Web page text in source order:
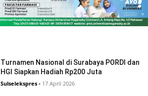
Turnamen Nasional di Surabaya PORDI dan
HGI Siapkan Hadiah Rp200 Juta
Sulselekspres - 17 April 2026